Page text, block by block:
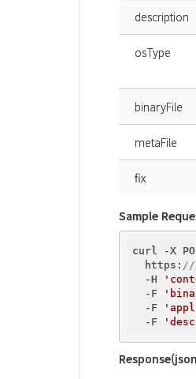
description
osType
binaryFile
metaFile
fix
Sample
curl -X
  https:
//
  -H
  -F
  -F
  -F